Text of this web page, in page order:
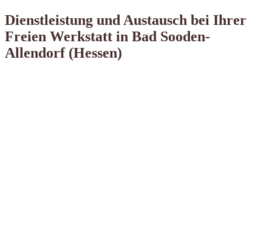
Dienstleistung und Austausch bei Ihrer
Freien Werkstatt in Bad Sooden-
Allendorf (Hessen)